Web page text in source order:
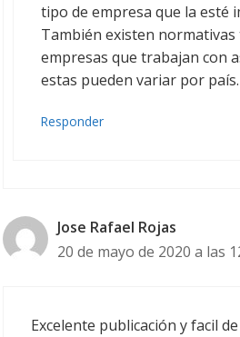
tipo de empresa que la esté
También existen normativas
empresas que trabajan con
estas pueden variar por país.
Responder
Jose Rafael Rojas
20 de mayo de 2020 a las
Excelente publicación y facil